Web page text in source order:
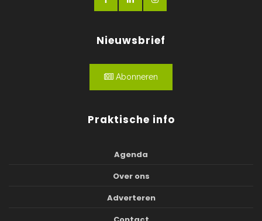
Nieuwsbrief
Abonneren
Praktische info
Agenda
Over ons
Adverteren